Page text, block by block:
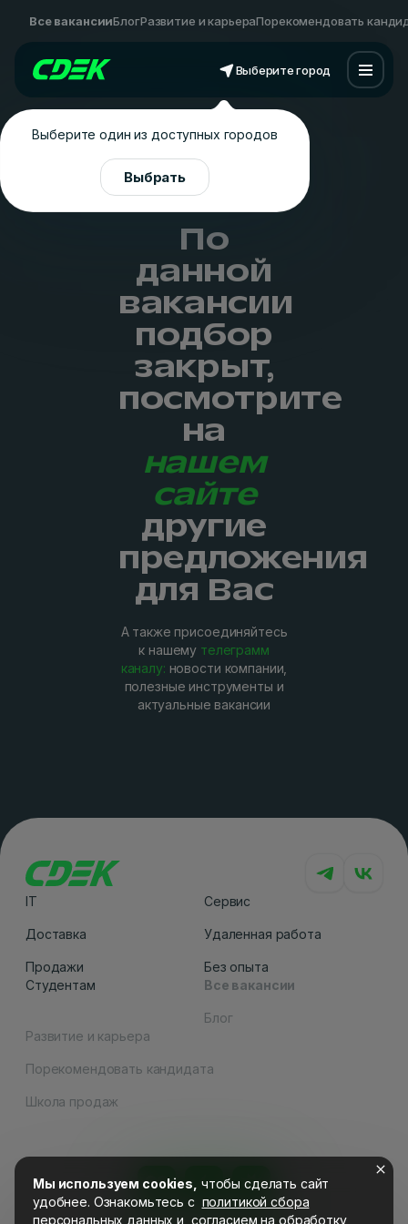
Все вакансииБлогРазвитие и карьераПорекомендовать
Выберите город
Выберите один из доступных городов
Выбрать
По
данной
вакансии
подбор
закрыт,
посмотрите
на
нашем
сайте
другие
предложения
для Вас
А также присоединяйтесь
к нашему телеграмм
каналу: новости компании,
полезные инструменты и
актуальные вакансии
Мы используем cookies, чтобы сделать сайт
удобнее. Ознакомьтесь c политикой сбора
персональных данных и согласием на обработку
IT
Доставка
Продажи
Сервис
Удаленная работа
Без опыта
Студентам
Все вакансии
Блог
Развитие и карьера
Порекомендовать кандидата
Школа продаж